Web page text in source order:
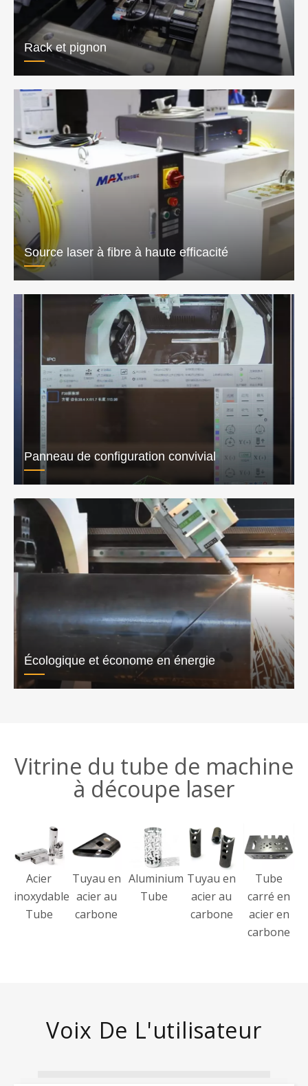
Rack et pignon
Source laser à fibre à haute efficacité
Panneau de configuration convivial
Écologique et économe en énergie
Vitrine du tube de machine
à découpe laser
Acier
inoxydable
Tube
Tuyau en
acier au
carbone
Aluminium
Tube
Tuyau en
acier au
carbone
Tube
carré en
acier en
carbone
Voix De L'utilisateur